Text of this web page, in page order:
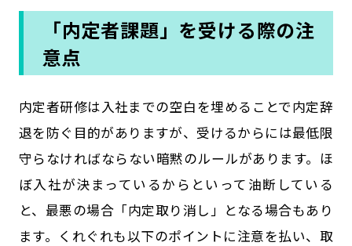
「内定者課題」を受ける際の注
意点
内定者研修は入社までの空白を埋めることで内定辞
退を防ぐ目的がありますが、受けるからには最低限
守らなければならない暗黙のルールがあります。ほ
ぼ入社が決まっているからといって油断している
と、最悪の場合「内定取り消し」となる場合もあり
ます。くれぐれも以下のポイントに注意を払い、取